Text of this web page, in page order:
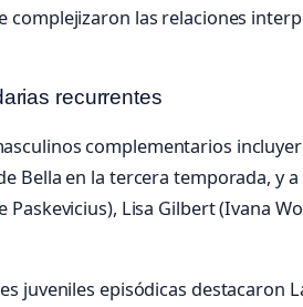
complejizaron las relaciones
recurrentes
complementarios
Bella en la tercera temporada, y
Paskevicius), Lisa Gilbert (Ivana
juveniles episódicas destacaron